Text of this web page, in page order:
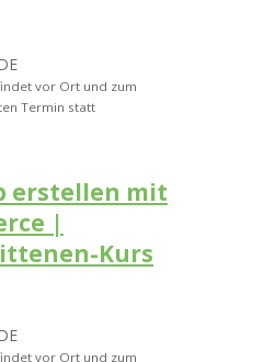
vor Ort und zum
Termin statt
erstellen mit
|
Kurs
vor Ort und zum